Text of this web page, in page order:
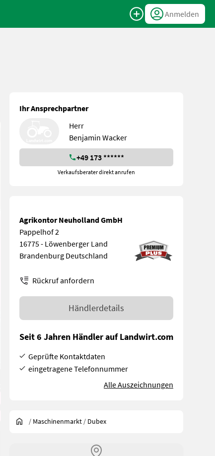
Anmelden
Ihr Ansprechpartner
Herr
Benjamin Wacker
+49 173 ******
Verkaufsberater direkt anrufen
Agrikontor Neuholland GmbH
Pappelhof 2
16775 - Löwenberger Land
Brandenburg Deutschland
Rückruf anfordern
Händlerdetails
Seit 6 Jahren Händler auf Landwirt.com
Geprüfte Kontaktdaten
eingetragene Telefonnummer
Alle Auszeichnungen
/ Maschinenmarkt / Dubex